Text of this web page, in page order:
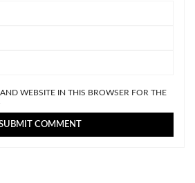
WEBSITE IN THIS BROWSER FOR THE